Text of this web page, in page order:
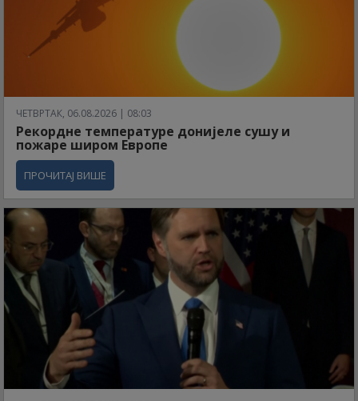
ЧЕТВРТАК, 06.08.2026 | 08:03
Рекордне температуре донијеле сушу и
пожаре широм Европе
ПРОЧИТАЈ ВИШЕ